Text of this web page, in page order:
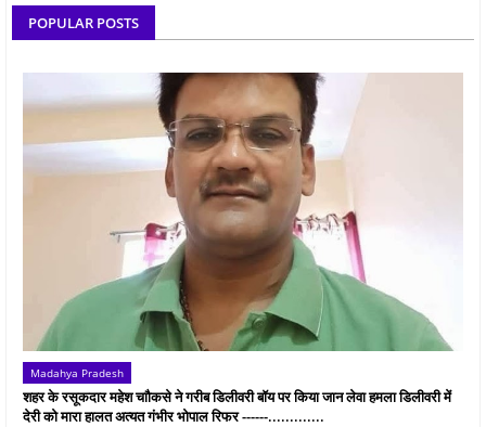
POPULAR POSTS
Madahya Pradesh
शहर के रसूकदार महेश चाौकसे ने गरीब डिलीवरी बॉय पर किया जान लेवा हमला डिलीवरी में
देरी को मारा हालत अत्यत गंभीर भोपाल रिफर ------.............